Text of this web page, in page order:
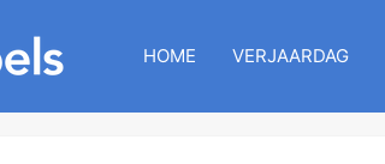
HOME VERJAARDAG